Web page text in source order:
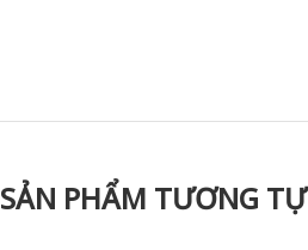
SẢN PHẨM TƯƠNG TỰ